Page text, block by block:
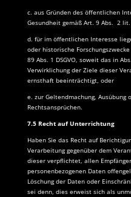
c. aus Gründen des öffentlichen
Gesundheit gemäß Art. 9 Abs. 2 lit.
d. für im öffentlichen Interesse
oder historische
89 Abs. 1 DSGVO, soweit das in
Verwirklichung der Ziele dieser
ernsthaft beeinträchtigt, oder
e. zur Geltendmachung, Ausübung
Rechtsansprüchen.
7.5 Recht auf Unterrichtung
Haben Sie das Recht auf
Verarbeitung gegenüber dem
dieser verpflichtet, allen
personenbezogenen Daten
Löschung der Daten oder
sei denn, dies erweist sich als